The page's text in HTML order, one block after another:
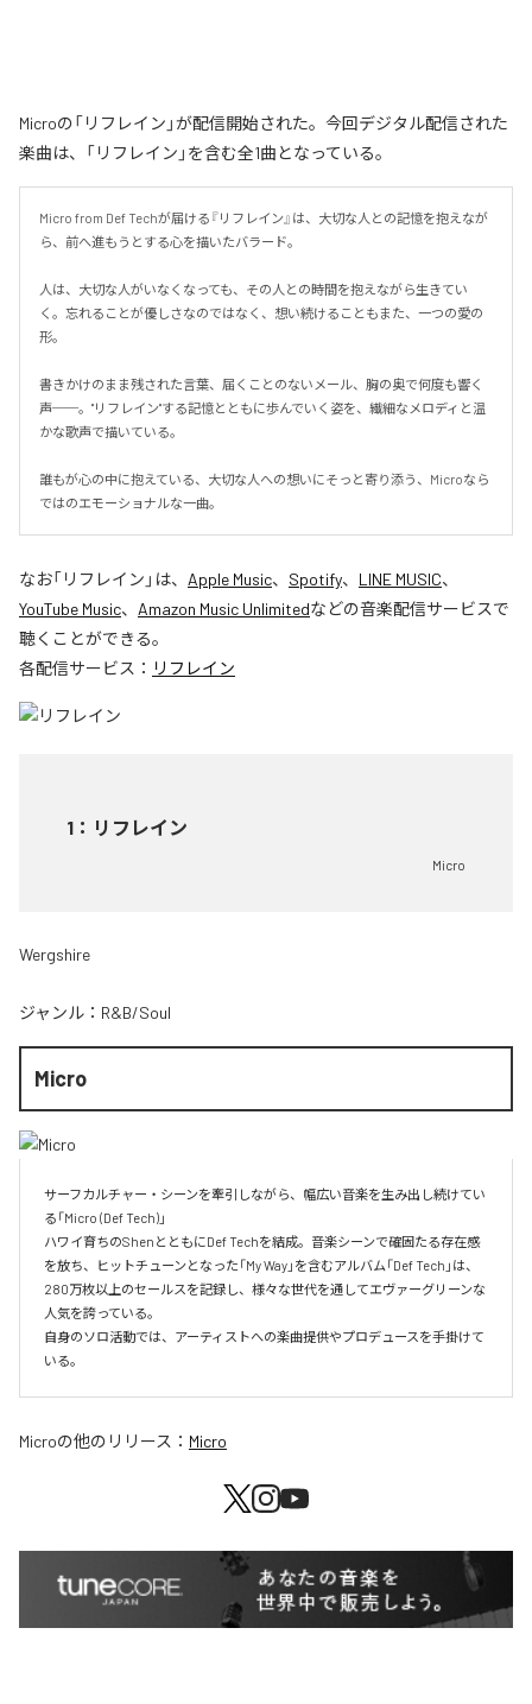
Microの「リフレイン」が配信開始された。今回デジタル配信された
楽曲は、「リフレイン」を含む全1曲となっている。
Micro from Def Techが届ける『リフレイン』は、大切な人との記憶を抱えなが
ら、前へ進もうとする心を描いたバラード。
人は、大切な人がいなくなっても、その人との時間を抱えながら生きてい
く。忘れることが優しさなのではなく、想い続けることもまた、一つの愛の
形。
書きかけのまま残された言葉、届くことのないメール、胸の奥で何度も響く
声──。"リフレイン"する記憶とともに歩んでいく姿を、繊細なメロディと温
かな歌声で描いている。
誰もが心の中に抱えている、大切な人への想いにそっと寄り添う、Microなら
ではのエモーショナルな一曲。
なお「リフレイン 」は、 Apple Music、 Spotify、 LINE MUSIC、
YouTube Music、 Amazon Music Unlimitedなどの音楽配信サービスで
聴くことができる。
各配信サービス： リフレイン
1 ： リフレイン
Micro
Wergshire
ジャンル： R&B/Soul
Micro
サーフカルチャー・シーンを牽引しながら、幅広い音楽を生み出し続けてい
る「Micro (Def Tech)」
ハワイ育ちのShenとともにDef Techを結成。音楽シーンで確固たる存在感
を放ち、ヒットチューンとなった「My Way」を含むアルバム「Def Tech」は、
280万枚以上のセールスを記録し、様々な世代を通してエヴァーグリーンな
人気を誇っている。
自身のソロ活動では、アーティストへの楽曲提供やプロデュースを手掛けて
いる。
Microの他のリリース： Micro